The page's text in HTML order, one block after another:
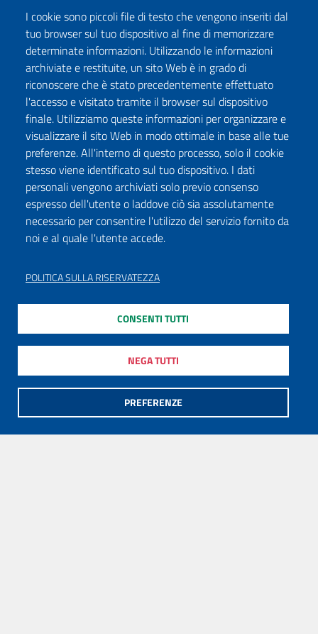
I cookie sono piccoli file di testo che vengono inseriti dal
tuo browser sul tuo dispositivo al fine di memorizzare
determinate informazioni. Utilizzando le informazioni
archiviate e restituite, un sito Web è in grado di
riconoscere che è stato precedentemente effettuato
l'accesso e visitato tramite il browser sul dispositivo
finale. Utilizziamo queste informazioni per organizzare e
visualizzare il sito Web in modo ottimale in base alle tue
preferenze. All'interno di questo processo, solo il cookie
stesso viene identificato sul tuo dispositivo. I dati
personali vengono archiviati solo previo consenso
espresso dell'utente o laddove ciò sia assolutamente
necessario per consentire l'utilizzo del servizio fornito da
noi e al quale l'utente accede.
POLITICA SULLA RISERVATEZZA
PREFERENZE
NEGA TUTTI
CONSENTI TUTTI